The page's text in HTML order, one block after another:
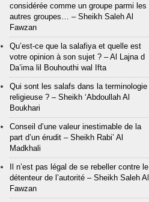
considérée comme un groupe parmi les
autres groupes… – Sheikh Saleh Al
Fawzan
Qu’est-ce que la salafiya et quelle est
votre opinion à son sujet ? – Al Lajna d
Da’ima lil Bouhouthi wal Ifta
Qui sont les salafs dans la terminologie
religieuse ? – Sheikh ‘Abdoullah Al
Boukhari
Conseil d’une valeur inestimable de la
part d’un érudit – Sheikh Rabi’ Al
Madkhali
Il n’est pas légal de se rebeller contre le
détenteur de l’autorité – Sheikh Saleh Al
Fawzan